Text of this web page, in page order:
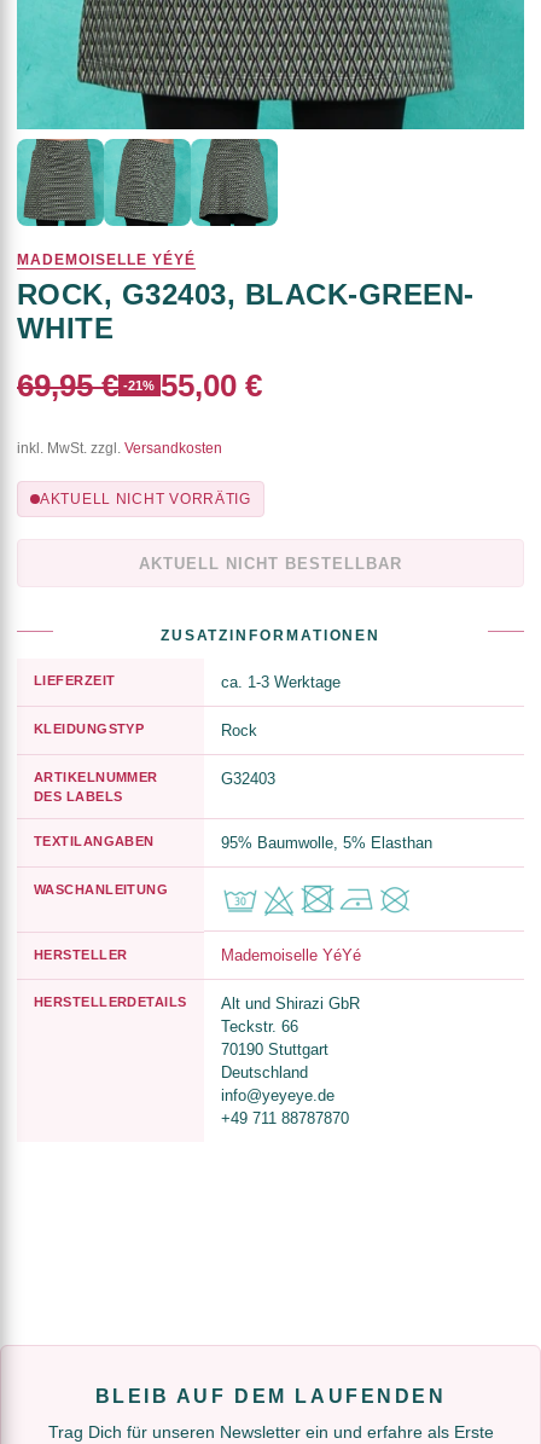
MADEMOISELLE YÉYÉ
ROCK, G32403, BLACK-GREEN-
WHITE
69,95 € -21% 55,00 €
inkl. MwSt. zzgl. Versandkosten
AKTUELL NICHT VORRÄTIG
AKTUELL NICHT BESTELLBAR
ZUSATZINFORMATIONEN
LIEFERZEIT ca. 1-3 Werktage
KLEIDUNGSTYP Rock
ARTIKELNUMMER
DES LABELS
G32403
TEXTILANGABEN 95% Baumwolle, 5% Elasthan
WASCHANLEITUNG
HERSTELLER Mademoiselle YéYé
HERSTELLERDETAILS
Alt und Shirazi GbR
Teckstr. 66
70190 Stuttgart
Deutschland
info@yeyeye.de
+49 711 88787870
BLEIB AUF DEM LAUFENDEN
Trag Dich für unseren Newsletter ein und erfahre als Erste